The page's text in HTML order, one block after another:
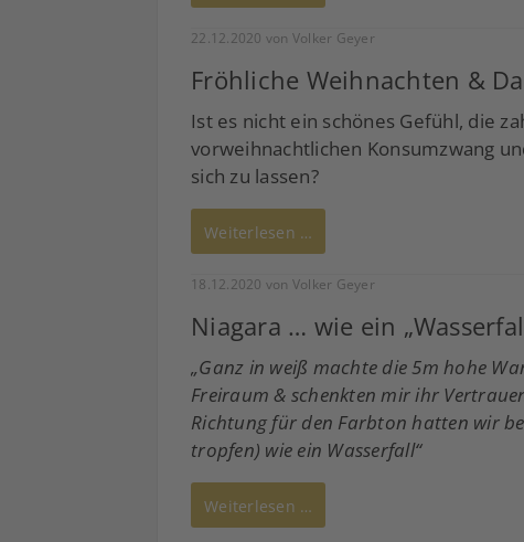
22.12.2020 von Volker Geyer
Fröhliche Weihnachten &
Ist es nicht ein schönes Gefühl, die
vorweihnachtlichen Konsumzwang
sich zu lassen?
Weiterlesen …
18.12.2020 von Volker Geyer
Niagara … wie ein
„Ganz in weiß machte die 5m hohe
Freiraum & schenkten mir ihr
Richtung für den Farbton hatten wir
tropfen) wie ein Wasserfall“
Weiterlesen …